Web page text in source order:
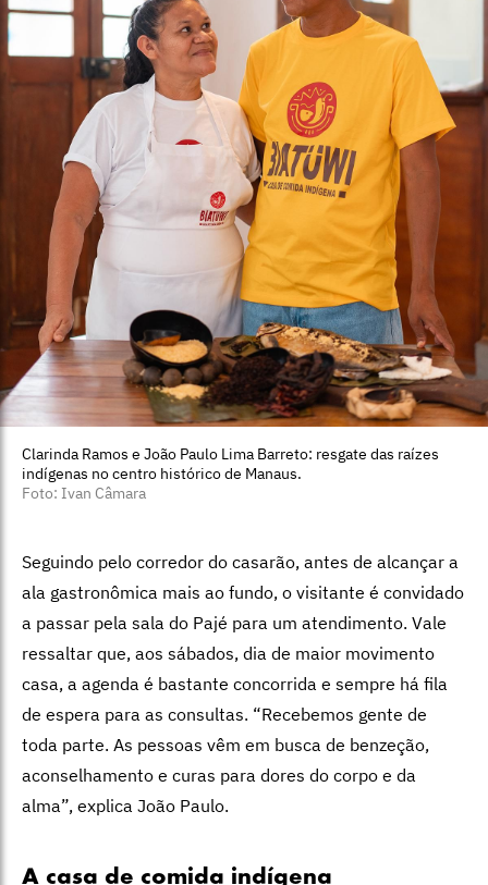
Clarinda Ramos e João Paulo Lima Barreto: resgate das raízes
indígenas no centro histórico de Manaus.
Foto: Ivan Câmara
Seguindo pelo corredor do casarão, antes de alcançar a
ala gastronômica mais ao fundo, o visitante é convidado
a passar pela sala do Pajé para um atendimento. Vale
ressaltar que, aos sábados, dia de maior movimento
casa, a agenda é bastante concorrida e sempre há fila
de espera para as consultas. “Recebemos gente de
toda parte. As pessoas vêm em busca de benzeção,
aconselhamento e curas para dores do corpo e da
alma”, explica João Paulo.
A casa de comida indígena